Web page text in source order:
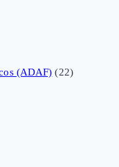
(ADAF) (22)